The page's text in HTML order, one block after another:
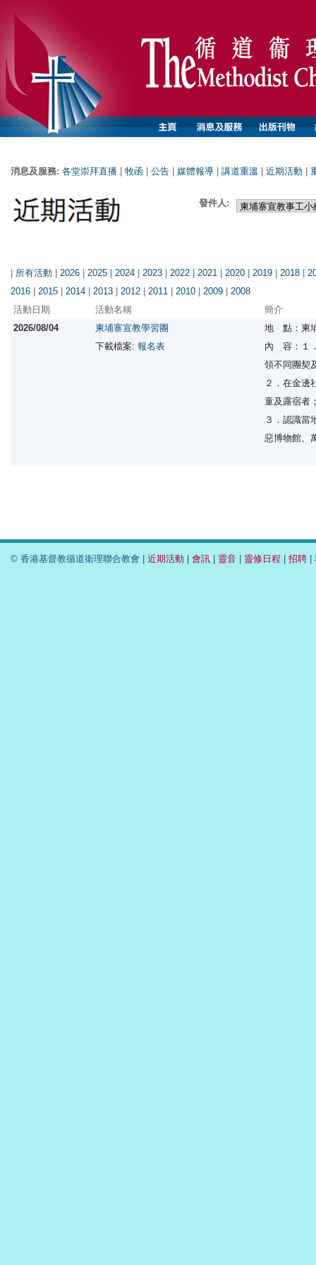
消息及服務: 各堂崇拜直播 牧函 公告 媒體報導 講道重溫 近期活動
發件人:
| 所有活動 | 2026 | 2025 | 2024 | 2023 | 2022 | 2021 | 2020 | 2019 | 2018 |
2016 | 2015 | 2014 | 2013 | 2012 | 2011 | 2010 | 2009 | 2008
活動日期
活動名稱
簡介
2026/08/04
柬埔寨宣教學習團
下載檔案: 報名表
地 點：柬
內 容：１
領不同團契
２．在金邊
童及露宿者
３．認識當
惡博物館、
© 香港基督教循道衛理聯合教會 | 近期活動 | 會訊 | 靈音 | 靈修日程 | 招聘 |